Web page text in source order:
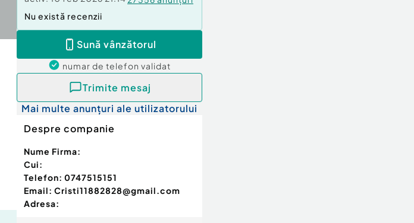
Nu există recenzii
Sună vânzătorul
numar de telefon validat
Trimite mesaj
Mai multe anunțuri ale utilizatorului
Despre companie
Nume Firma:
Cui:
Telefon: 0747515151
Email: Cristi11882828@gmail.com
Adresa: